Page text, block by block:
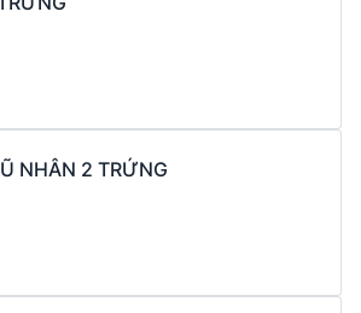
NHÂN 2 TRỨNG